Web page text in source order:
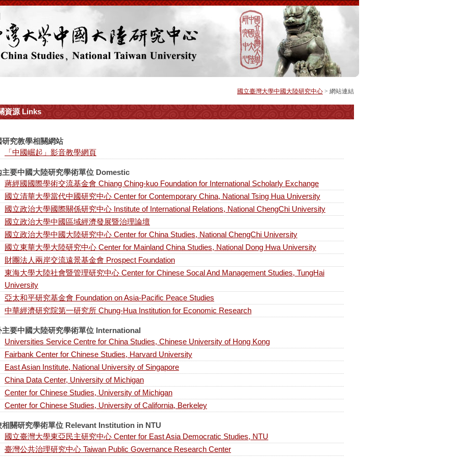
國立臺灣大學中國大陸研究中心 > 網站連結
資源 Links
研究教學相關網站
「中國崛起」影音教學網頁
主要中國大陸研究學術單位 Domestic
蔣經國國際學術交流基金會 Chiang Ching-kuo Foundation for International Scholarly Exchange
國立清華大學當代中國研究中心 Center for Contemporary China, National Tsing Hua University
國立政治大學國際關係研究中心 Institute of International Relations, National ChengChi University
國立政治大學中國區域經濟發展暨治理論壇
國立政治大學中國大陸研究中心 Center for China Studies, National ChengChi University
國立東華大學大陸研究中心 Center for Mainland China Studies, National Dong Hwa University
財團法人兩岸交流遠景基金會 Prospect Foundation
東海大學大陸社會暨管理研究中心 Center for Chinese Socal And Management Studies, TungHai
University
亞太和平研究基金會 Foundation on Asia-Pacific Peace Studies
中華經濟研究院第一研究所 Chung-Hua Institution for Economic Research
主要中國大陸研究學術單位 International
Universities Service Centre for China Studies, Chinese University of Hong Kong
Fairbank Center for Chinese Studies, Harvard University
East Asian Institute, National University of Singapore
China Data Center, University of Michigan
Center for Chinese Studies, University of Michigan
Center for Chinese Studies, University of California, Berkeley
相關研究學術單位 Relevant Institution in NTU
國立臺灣大學東亞民主研究中心 Center for East Asia Democratic Studies, NTU
臺灣公共治理研究中心 Taiwan Public Governance Research Center